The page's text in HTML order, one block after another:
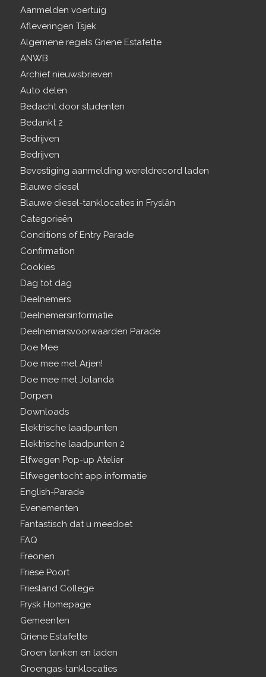
Aanmelden voertuig
Afleveringen Tsjek
Algemene regels Griene Estafette
ANWB
Archief nieuwsbrieven
Auto delen
Bedacht door studenten
Bedankt 2
Bedrijven
Bedrijven
Bevestiging aanmelding wereldrecord laden
Blauwe diesel
Blauwe diesel-tanklocaties in Fryslân
Categorieën
Conditions of Entry Parade
Confirmation
Cookies
Dag tot dag
Deelnemers
Deelnemersinformatie
Deelnemersvoorwaarden Parade
Doe Mee
Doe mee met Arjen!
Doe mee met Jolanda
Dorpen
Downloads
Elektrische laadpunten
Elektrische laadpunten 2
Elfwegen Pop-up Atelier
Elfwegentocht app informatie
English-Parade
Evenementen
Fantastisch dat u meedoet
FAQ
Freonen
Friese Poort
Friesland College
Frysk Homepage
Gemeenten
Griene Estafette
Groen tanken en laden
Groengas-tanklocaties